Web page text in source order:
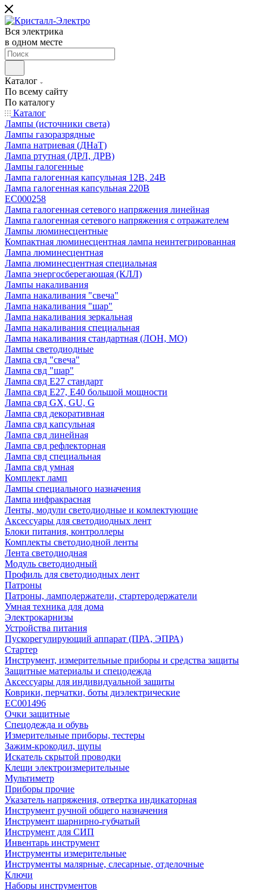
Вся электрика
в одном месте
Каталог
По всему сайту
По каталогу
Каталог
Лампы (источники света)
Лампы газоразрядные
Лампа натриевая (ДНаТ)
Лампа ртутная (ДРЛ, ДРВ)
Лампы галогенные
Лампа галогенная капсульная 12В, 24В
Лампа галогенная капсульная 220В
EC000258
Лампа галогенная сетевого напряжения линейная
Лампа галогенная сетевого напряжения с отражателем
Лампы люминесцентные
Компактная люминесцентная лампа неинтегрированная
Лампа люминесцентная
Лампа люминесцентная специальная
Лампа энергосберегающая (КЛЛ)
Лампы накаливания
Лампа накаливания "свеча"
Лампа накаливания "шар"
Лампа накаливания зеркальная
Лампа накаливания специальная
Лампа накаливания стандартная (ЛОН, МО)
Лампы светодиодные
Лампа свд "свеча"
Лампа свд "шар"
Лампа свд E27 стандарт
Лампа свд E27, Е40 большой мощности
Лампа свд GX, GU, G
Лампа свд декоративная
Лампа свд капсульная
Лампа свд линейная
Лампа свд рефлекторная
Лампа свд специальная
Лампа свд умная
Комплект ламп
Лампы специального назначения
Лампа инфракрасная
Ленты, модули светодиодные и комлектующие
Аксессуары для светодиодных лент
Блоки питания, контроллеры
Комплекты светодиодной ленты
Лента светодиодная
Модуль светодиодный
Профиль для светодиодных лент
Патроны
Патроны, ламподержатели, стартеродержатели
Умная техника для дома
Электрокарнизы
Устройства питания
Пускорегулирующий аппарат (ПРА, ЭПРА)
Стартер
Инструмент, измерительные приборы и средства защиты
Защитные материалы и спецодежда
Аксессуары для индивидуальной защиты
Коврики, перчатки, боты диэлектрические
EC001496
Очки защитные
Спецодежда и обувь
Измерительные приборы, тестеры
Зажим-крокодил, щупы
Искатель скрытой проводки
Клещи электроизмерительные
Мультиметр
Приборы прочие
Указатель напряжения, отвертка индикаторная
Инструмент ручной общего назначения
Инструмент шарнирно-губчатый
Инструмент для СИП
Инвентарь инструмент
Инструменты измерительные
Инструменты малярные, слесарные, отделочные
Ключи
Наборы инструментов